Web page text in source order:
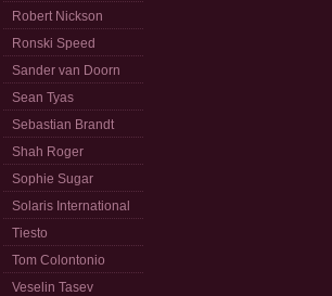
Robert Nickson
Ronski Speed
Sander van Doorn
Sean Tyas
Sebastian Brandt
Shah Roger
Sophie Sugar
Solaris International
Tiesto
Tom Colontonio
Veselin Tasev